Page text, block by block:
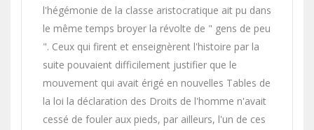
l'hégémonie de la classe aristocratique ait pu dans
le même temps broyer la révolte de " gens de peu
". Ceux qui firent et enseignèrent l'histoire par la
suite pouvaient difficilement justifier que le
mouvement qui avait érigé en nouvelles Tables de
la loi la déclaration des Droits de l'homme n'avait
cessé de fouler aux pieds, par ailleurs, l'un de ces